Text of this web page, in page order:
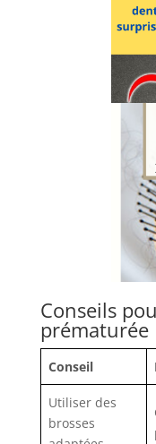
Conseils
prématurée
Conseil
Utiliser des
brosses